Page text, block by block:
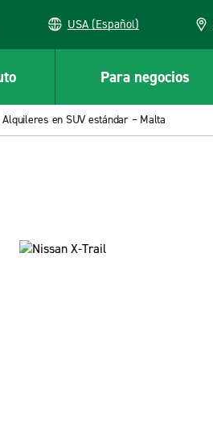
USA (Español)
Para negocios
Alquileres en SUV estándar – Malta